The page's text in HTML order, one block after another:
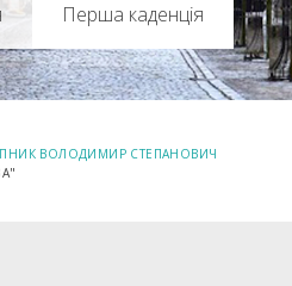
Перша каденція
ВОЛОДИМИР СТЕПАНОВИЧ